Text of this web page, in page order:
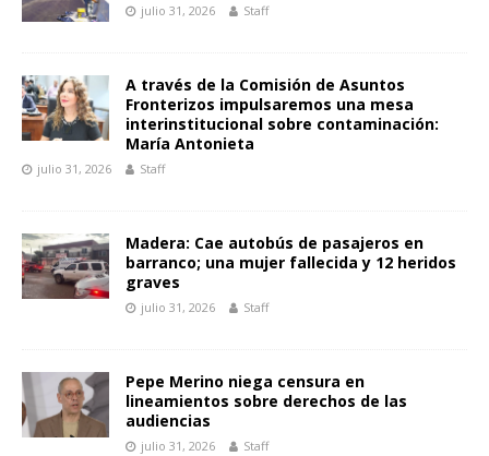
julio 31, 2026 Staff
A través de la Comisión de Asuntos
Fronterizos impulsaremos una mesa
interinstitucional sobre contaminación:
María Antonieta
julio 31, 2026 Staff
Madera: Cae autobús de pasajeros en
barranco; una mujer fallecida y 12 heridos
graves
julio 31, 2026 Staff
Pepe Merino niega censura en
lineamientos sobre derechos de las
audiencias
julio 31, 2026 Staff